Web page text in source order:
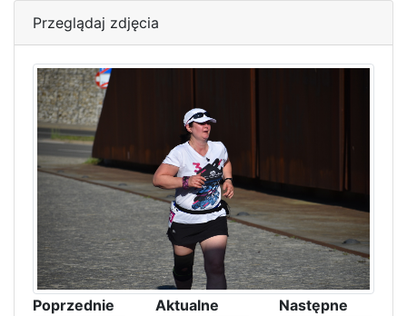
Przeglądaj zdjęcia
Poprzednie Aktualne Następne